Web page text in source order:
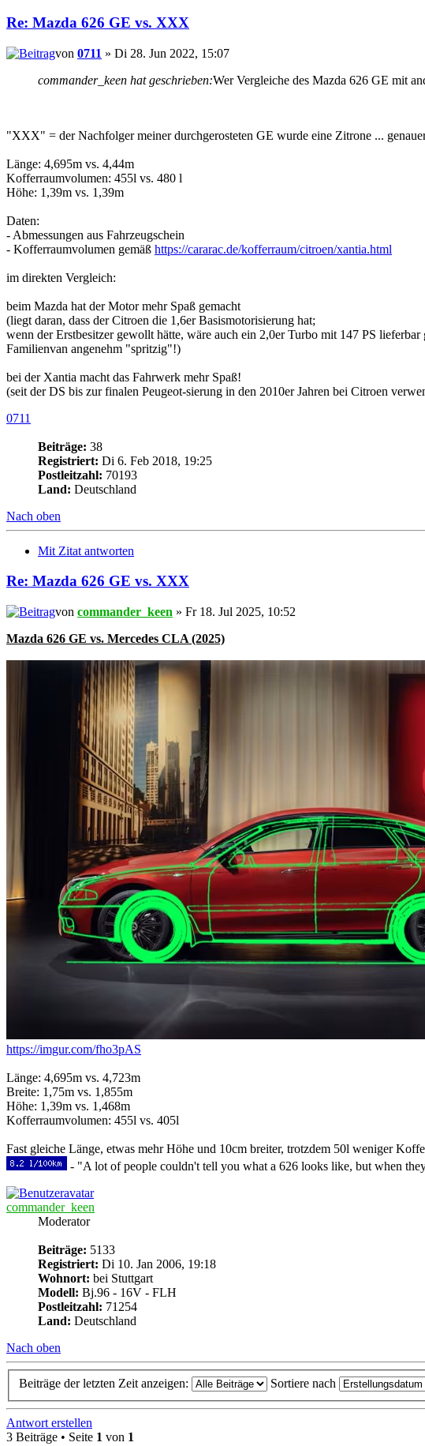
Re: Mazda 626 GE vs. XXX
von 0711 » Di 28. Jun 2022, 15:07
commander_keen hat geschrieben:Wer Vergleiche des Mazda 626 GE mit
"XXX" = der Nachfolger meiner durchgerosteten GE wurde eine Zitrone ...
Länge: 4,695m vs. 4,44m
Kofferraumvolumen: 455l vs. 480 l
Höhe: 1,39m vs. 1,39m
Daten:
- Abmessungen aus Fahrzeugschein
- Kofferraumvolumen gemäß https://cararac.de/kofferraum/citroen/xantia.html
im direkten Vergleich:
beim Mazda hat der Motor mehr Spaß gemacht
(liegt daran, dass der Citroen die 1,6er Basismotorisierung hat;
wenn der Erstbesitzer gewollt hätte, wäre auch ein 2,0er Turbo mit 147 PS
Familienvan angenehm "spritzig"!)
bei der Xantia macht das Fahrwerk mehr Spaß!
(seit der DS bis zur finalen Peugeot-sierung in den 2010er Jahren bei Citroen
0711
Beiträge: 38
Registriert: Di 6. Feb 2018, 19:25
Postleitzahl: 70193
Land: Deutschland
Nach oben
Mit Zitat antworten
Re: Mazda 626 GE vs. XXX
von commander_keen » Fr 18. Jul 2025, 10:52
Mazda 626 GE vs. Mercedes CLA (2025)
https://imgur.com/fho3pAS
Länge: 4,695m vs. 4,723m
Breite: 1,75m vs. 1,855m
Höhe: 1,39m vs. 1,468m
Kofferraumvolumen: 455l vs. 405l
Fast gleiche Länge, etwas mehr Höhe und 10cm breiter, trotzdem 50l weniger
- "A lot of people couldn't tell you what a 626 looks like, but when
commander_keen
Moderator
Beiträge: 5133
Registriert: Di 10. Jan 2006, 19:18
Wohnort: bei Stuttgart
Modell: Bj.96 - 16V - FLH
Postleitzahl: 71254
Land: Deutschland
Nach oben
Beiträge der letzten Zeit anzeigen: Sortiere nach
Antwort erstellen
3 Beiträge • Seite 1 von 1